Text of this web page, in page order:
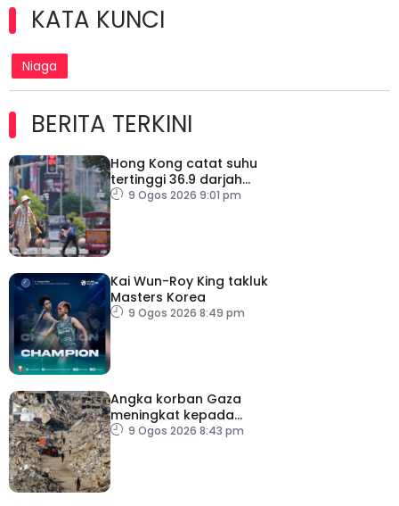
KATA KUNCI
Niaga
BERITA TERKINI
Hong Kong catat suhu
tertinggi 36.9 darjah
celsius
9 Ogos 2026 9:01 pm
Kai Wun-Roy King takluk
Masters Korea
9 Ogos 2026 8:49 pm
Angka korban Gaza
meningkat kepada
73,386 orang
9 Ogos 2026 8:43 pm